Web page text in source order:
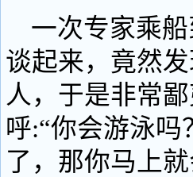
一次专家乘船
谈起来，竟然
人，于是非常
呼:“你会游泳吗
了，那你马上